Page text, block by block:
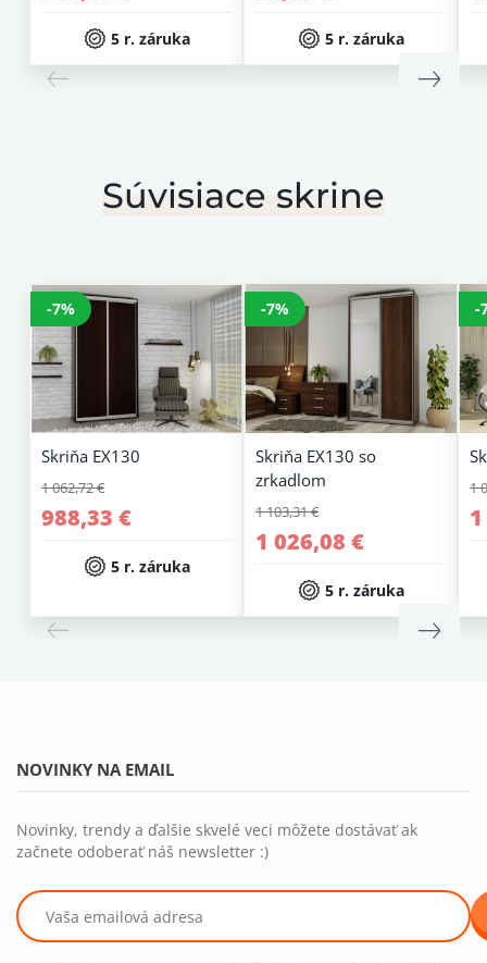
5 r. záruka 5 r. záruka
Súvisiace skrine
-7%
Skriňa EX130
1 062,72 €
988,33 €
5 r. záruka
-7%
Skriňa EX130 so
zrkadlom
1 103,31 €
1 026,08 €
5 r. záruka
-
1
NOVINKY NA EMAIL
Novinky, trendy a ďalšie skvelé veci môžete dostávať ak
začnete odoberať náš newsletter :)